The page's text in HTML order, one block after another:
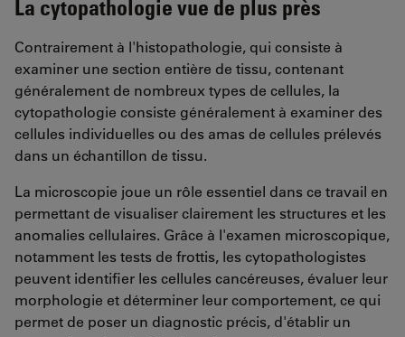
La cytopathologie vue de plus près
Contrairement à l'histopathologie, qui consiste à
examiner une section entière de tissu, contenant
généralement de nombreux types de cellules, la
cytopathologie consiste généralement à examiner des
cellules individuelles ou des amas de cellules prélevés
dans un échantillon de tissu.
La microscopie joue un rôle essentiel dans ce travail en
permettant de visualiser clairement les structures et les
anomalies cellulaires. Grâce à l'examen microscopique,
notamment les tests de frottis, les cytopathologistes
peuvent identifier les cellules cancéreuses, évaluer leur
morphologie et déterminer leur comportement, ce qui
permet de poser un diagnostic précis, d'établir un